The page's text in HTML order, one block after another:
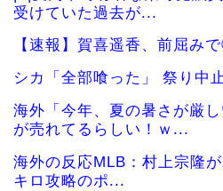
受けていた過去が...
【速報】賀喜遥香、前屈み
シカ「全部喰った」 祭り中
海外「今年、夏の暑さが厳
が売れてるらしい！ｗ...
海外の反応MLB：村上宗隆
キロ攻略のポ...